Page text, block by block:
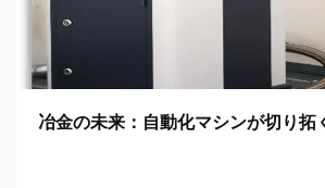
冶金の未来：自動化マシンが切り拓